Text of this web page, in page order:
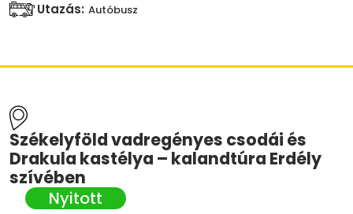
Utazás: Autóbusz
Székelyföld vadregényes csodái és
Drakula kastélya – kalandtúra Erdély
szívében